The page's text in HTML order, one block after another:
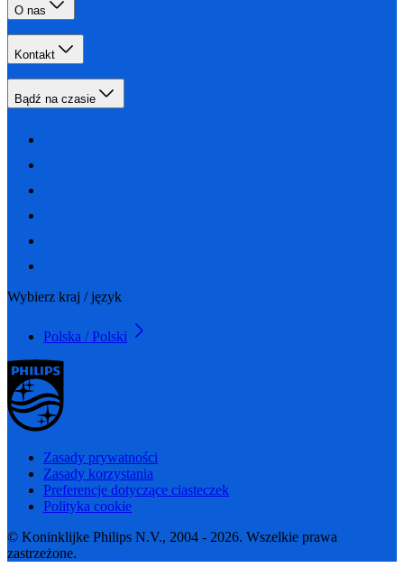
O nas
Kontakt
Bądź na czasie
Wybierz kraj / język
Polska / Polski
Zasady prywatności
Zasady korzystania
Preferencje dotyczące ciasteczek
Polityka cookie
© Koninklijke Philips N.V., 2004 - 2026. Wszelkie prawa
zastrzeżone.